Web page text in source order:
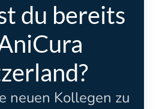
du bereits
neuen Kollegen zu